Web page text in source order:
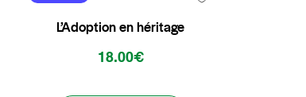
L’Adoption en héritage
18.00€